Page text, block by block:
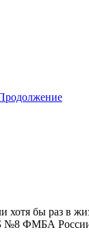
бы раз в
ФМБА